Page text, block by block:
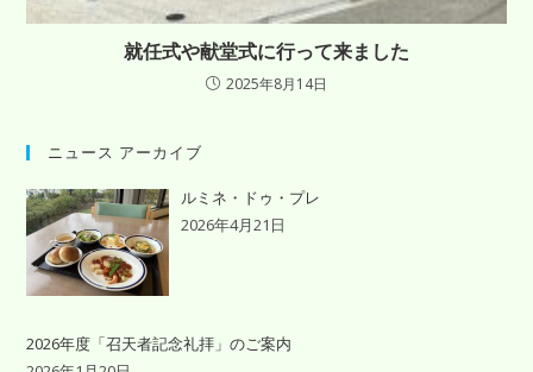
就任式や献堂式に行って来ました
2025年8月14日
ニュース アーカイブ
ルミネ・ドゥ・プレ
2026年4月21日
2026年度「召天者記念礼拝」のご案内